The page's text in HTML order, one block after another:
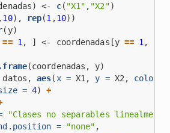
<- c( "X1" , "X2")
,10), rep(1 ,10))
(y)
== 1, ] <- coordenadas[y == 1, ]
(coordenadas, y)
datos, aes(x = X1, y = X2, color =
= 4) +
"Clases no separables
= "none" ,